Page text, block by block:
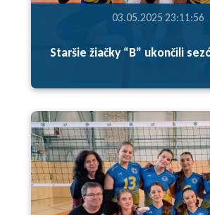
03.05.2025 23:11:56
Staršie žiačky “B” ukončili